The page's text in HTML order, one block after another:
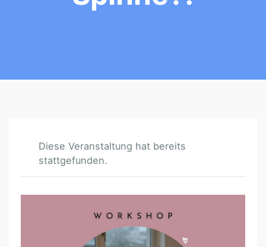
Diese Veranstaltung hat bereits
stattgefunden.